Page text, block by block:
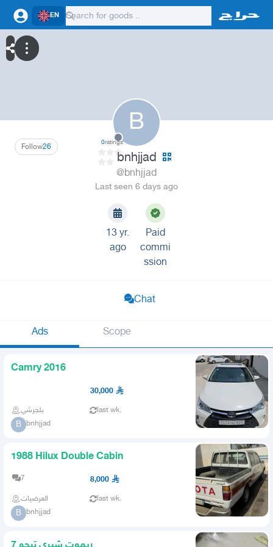
EN
B
26
Follow 0ratings
bnhjjad
@bnhjjad
Last seen 6 days ago
13 yr.
ago
Paid
commi
ssion
Chat
Ads Scope
Camry 2016
30,000
بلجرشي last wk.
B bnhjjad
1988 Hilux Double Cabin
7 8,000
العرضيات last wk.
B bnhjjad